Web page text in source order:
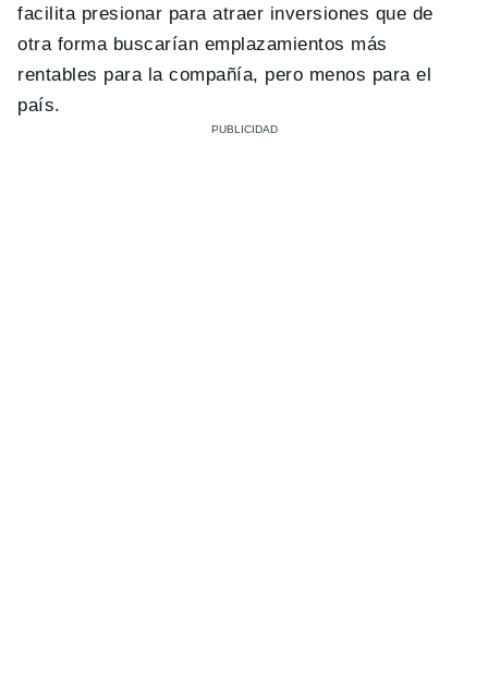
facilita presionar para atraer inversiones que de
otra forma buscarían emplazamientos más
rentables para la compañía, pero menos para el
país.